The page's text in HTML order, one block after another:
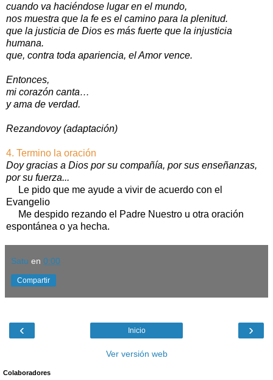
cuando va haciéndose lugar en el mundo,
nos muestra que la fe es el camino para la plenitud.
que la justicia de Dios es más fuerte que la injusticia
humana.
que, contra toda apariencia, el Amor vence.
Entonces,
mi corazón canta…
y ama de verdad.
Rezandovoy (adaptación)
4. Termino la oración
Doy gracias a Dios por su compañía, por sus enseñanzas,
por su fuerza...
Le pido que me ayude a vivir de acuerdo con el
Evangelio
Me despido rezando el Padre Nuestro u otra oración
espontánea o ya hecha.
Satu en 0:00
Compartir
‹ ›
Inicio
Ver versión web
Colaboradores